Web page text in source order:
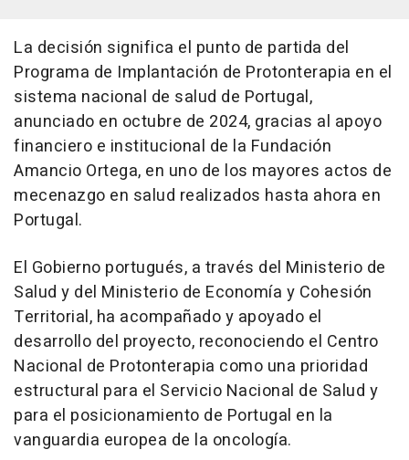
La decisión significa el punto de partida del
Programa de Implantación de Protonterapia en el
sistema nacional de salud de Portugal,
anunciado en octubre de 2024, gracias al apoyo
financiero e institucional de la Fundación
Amancio Ortega, en uno de los mayores actos de
mecenazgo en salud realizados hasta ahora en
Portugal.
El Gobierno portugués, a través del Ministerio de
Salud y del Ministerio de Economía y Cohesión
Territorial, ha acompañado y apoyado el
desarrollo del proyecto, reconociendo el Centro
Nacional de Protonterapia como una prioridad
estructural para el Servicio Nacional de Salud y
para el posicionamiento de Portugal en la
vanguardia europea de la oncología.